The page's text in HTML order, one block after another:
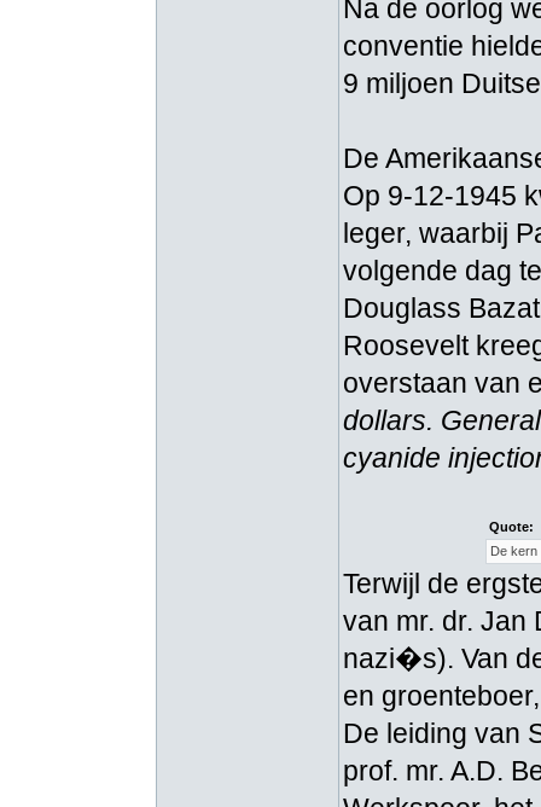
Na de oorlog
conventie
9 miljoen
De
Op 9-12-1945
leger, waarbij
volgende dag
Douglass
Roosevelt
overstaan van
dollars.
cyanide
Quote:
De kern
Terwijl de
van mr. dr. Jan
nazi�s). Van
en
De leiding van
prof. mr. A.D.